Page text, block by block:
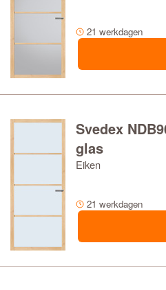
21 werkdagen
Svedex
glas
Eiken
21 werkdagen